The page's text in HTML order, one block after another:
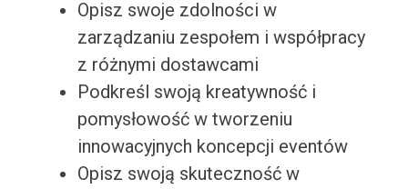
Opisz swoje zdolności w
zarządzaniu zespołem i współpracy
z różnymi dostawcami
Podkreśl swoją kreatywność i
pomysłowość w tworzeniu
innowacyjnych koncepcji eventów
Opisz swoją skuteczność w